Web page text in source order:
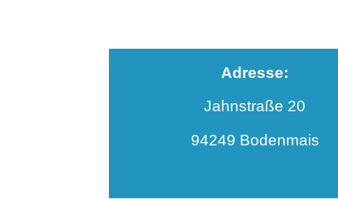
Adresse:
Jahnstraße 20
94249 Bodenmais